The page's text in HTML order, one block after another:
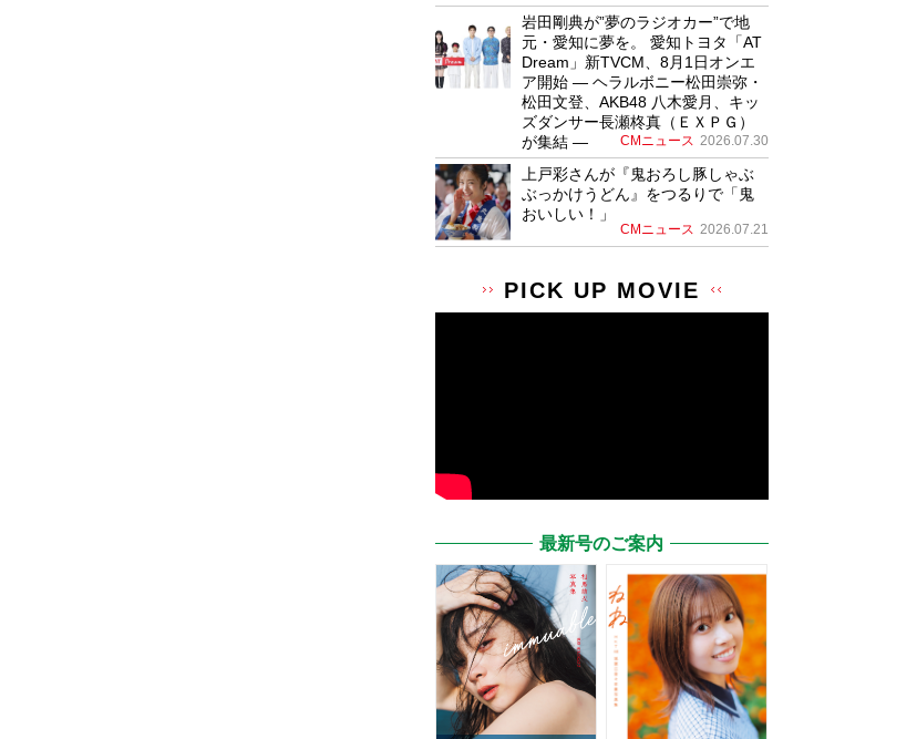
岩田剛典が”夢のラジオカー”で地
元・愛知に夢を。 愛知トヨタ「AT
Dream」新TVCM、8月1日オンエ
ア開始 ― ヘラルボニー松田崇弥・
松田文登、AKB48 八木愛月、キッ
ズダンサー長瀬柊真（ＥＸＰＧ）
が集結 ―
CMニュース 2026.07.30
上戸彩さんが『鬼おろし豚しゃぶ
ぶっかけうどん』をつるりで「鬼
おいしい！」
CMニュース 2026.07.21
PICK UP MOVIE
最新号のご案内